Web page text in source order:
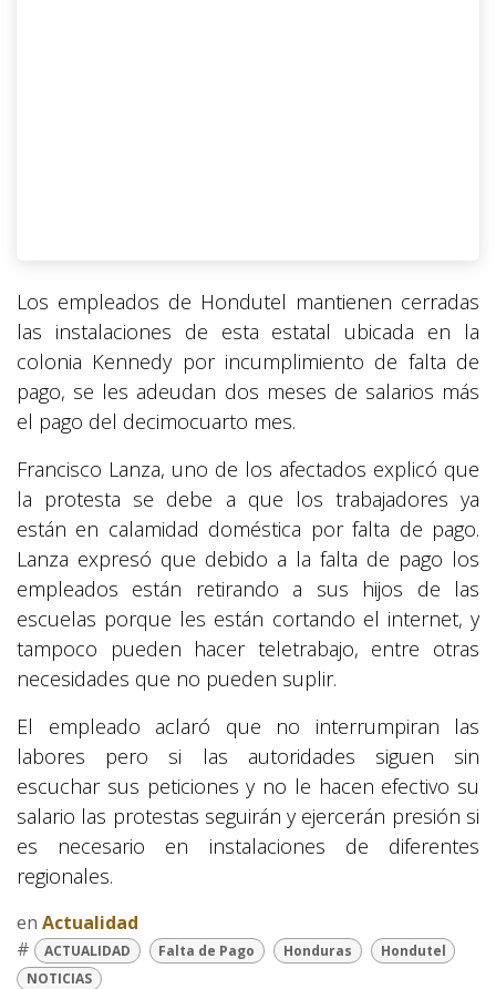
Los empleados de Hondutel mantienen cerradas
las instalaciones de esta estatal ubicada en la
colonia Kennedy por incumplimiento de falta de
pago, se les adeudan dos meses de salarios más
el pago del decimocuarto mes.
Francisco Lanza, uno de los afectados explicó que
la protesta se debe a que los trabajadores ya
están en calamidad doméstica por falta de pago.
Lanza expresó que debido a la falta de pago los
empleados están retirando a sus hijos de las
escuelas porque les están cortando el internet, y
tampoco pueden hacer teletrabajo, entre otras
necesidades que no pueden suplir.
El empleado aclaró que no interrumpiran las
labores pero si las autoridades siguen sin
escuchar sus peticiones y no le hacen efectivo su
salario las protestas seguirán y ejercerán presión si
es necesario en instalaciones de diferentes
regionales.
en Actualidad
#
ACTUALIDAD Falta de Pago Honduras
Hondutel
NOTICIAS